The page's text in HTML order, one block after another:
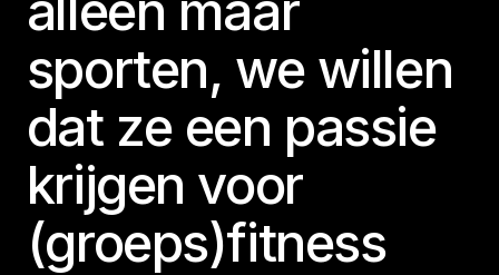
sporten, we willen
dat ze een passie
krijgen voor
(groeps)fitness